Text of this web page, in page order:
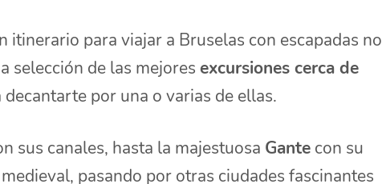
itinerario para viajar a Bruselas con escapadas no
selección de las mejoresexcursiones cerca de
decantarte por una o varias de ellas.
sus canales, hasta la majestuosa Gante con su
pasando por otras ciudades fascinantes